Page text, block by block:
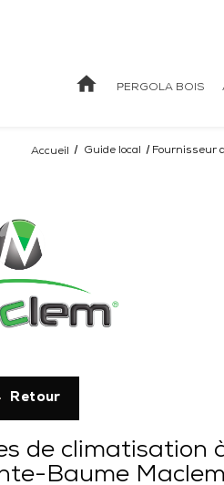
home PERGOLA BOIS
Accueil Guide local Fournisseur
Retour
de climatisation
Baume Maclem